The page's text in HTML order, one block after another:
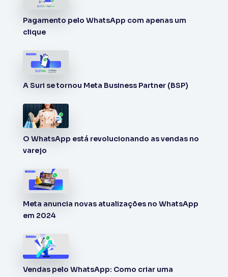
Pagamento pelo WhatsApp com apenas um
clique
A Suri se tornou Meta Business Partner (BSP)
O WhatsApp está revolucionando as vendas no
varejo
Meta anuncia novas atualizações no WhatsApp
em 2024
Vendas pelo WhatsApp: Como criar uma